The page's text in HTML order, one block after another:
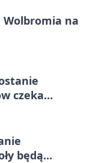
Wolbromia na
czeka
będą